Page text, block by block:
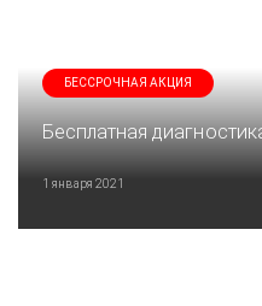
БЕССРОЧНАЯ АКЦИЯ
Бесплатная
1 января 2021